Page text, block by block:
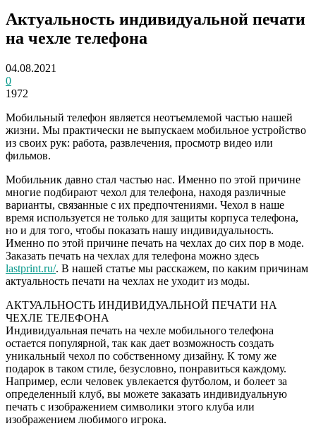
Актуальность индивидуальной печати
на чехле телефона
04.08.2021
0
1972
Мобильный телефон является неотъемлемой частью нашей
жизни. Мы практически не выпускаем мобильное устройство
из своих рук: работа, развлечения, просмотр видео или
фильмов.
Мобильник давно стал частью нас. Именно по этой причине
многие подбирают чехол для телефона, находя различные
варианты, связанные с их предпочтениями. Чехол в наше
время используется не только для защиты корпуса телефона,
но и для того, чтобы показать нашу индивидуальность.
Именно по этой причине печать на чехлах до сих пор в моде.
Заказать печать на чехлах для телефона можно здесь
lastprint.ru/. В нашей статье мы расскажем, по каким причинам
актуальность печати на чехлах не уходит из моды.
АКТУАЛЬНОСТЬ ИНДИВИДУАЛЬНОЙ ПЕЧАТИ НА
ЧЕХЛЕ ТЕЛЕФОНА
Индивидуальная печать на чехле мобильного телефона
остается популярной, так как дает возможность создать
уникальный чехол по собственному дизайну. К тому же
подарок в таком стиле, безусловно, понравиться каждому.
Например, если человек увлекается футболом, и болеет за
определенный клуб, вы можете заказать индивидуальную
печать с изображением символики этого клуба или
изображением любимого игрока.